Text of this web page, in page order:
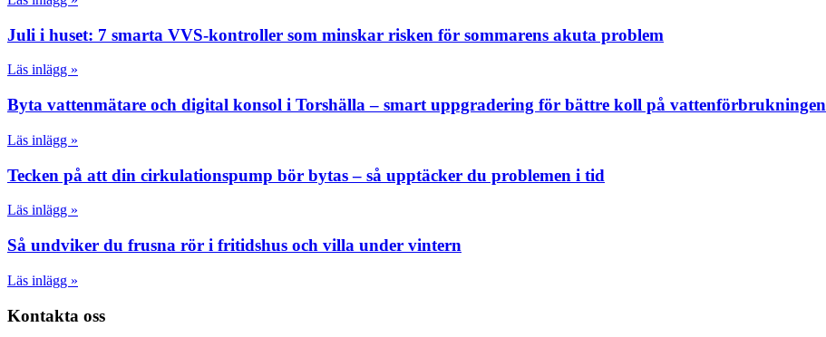
Juli i huset: 7 smarta VVS-kontroller som minskar risken för sommarens akuta problem
Läs inlägg »
Byta vattenmätare och digital konsol i Torshälla – smart uppgradering för bättre koll på vattenförbrukningen
Läs inlägg »
Tecken på att din cirkulationspump bör bytas – så upptäcker du problemen i tid
Läs inlägg »
Så undviker du frusna rör i fritidshus och villa under vintern
Läs inlägg »
Kontakta oss